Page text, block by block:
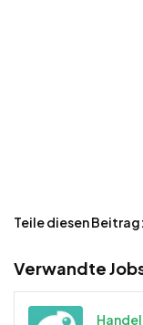
Teile diesen Beitrag:
Verwandte